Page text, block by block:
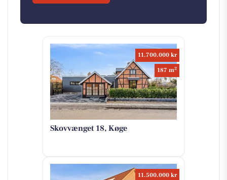
11.700.000 kr
187 m2
Skovvænget 18, Køge
11.500.000 kr